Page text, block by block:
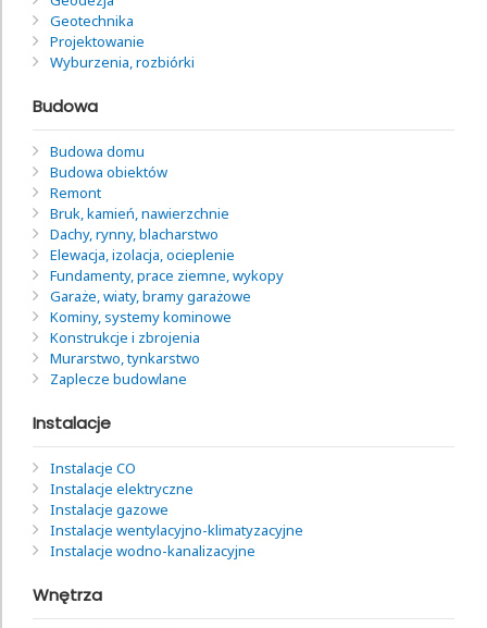
Geotechnika
Projektowanie
Wyburzenia, rozbiórki
Budowa
Budowa domu
Budowa obiektów
Remont
Bruk, kamień, nawierzchnie
Dachy, rynny, blacharstwo
Elewacja, izolacja, ocieplenie
Fundamenty, prace ziemne, wykopy
Garaże, wiaty, bramy garażowe
Kominy, systemy kominowe
Konstrukcje i zbrojenia
Murarstwo, tynkarstwo
Zaplecze budowlane
Instalacje
Instalacje CO
Instalacje elektryczne
Instalacje gazowe
Instalacje wentylacyjno-klimatyzacyjne
Instalacje wodno-kanalizacyjne
Wnętrza